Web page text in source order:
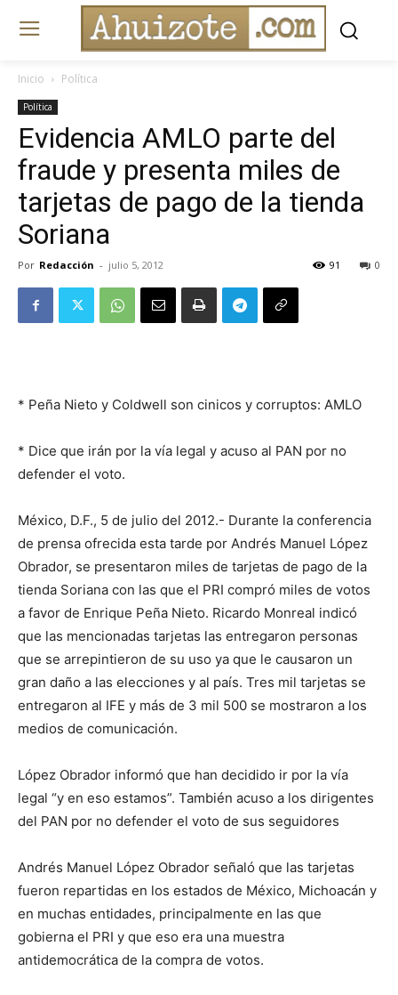
Inicio Política
Política
Evidencia AMLO parte del
fraude y presenta miles de
tarjetas de pago de la tienda
Soriana
Por Redacción - julio 5, 2012 0
91
* Peña Nieto y Coldwell son cinicos y corruptos: AMLO
* Dice que irán por la vía legal y acuso al PAN por no
defender el voto.
México, D.F., 5 de julio del 2012.- Durante la conferencia
de prensa ofrecida esta tarde por Andrés Manuel López
Obrador, se presentaron miles de tarjetas de pago de la
tienda Soriana con las que el PRI compró miles de votos
a favor de Enrique Peña Nieto. Ricardo Monreal indicó
que las mencionadas tarjetas las entregaron personas
que se arrepintieron de su uso ya que le causaron un
gran daño a las elecciones y al país. Tres mil tarjetas se
entregaron al IFE y más de 3 mil 500 se mostraron a los
medios de comunicación.
López Obrador informó que han decidido ir por la vía
legal “y en eso estamos”. También acuso a los dirigentes
del PAN por no defender el voto de sus seguidores
Andrés Manuel López Obrador señaló que las tarjetas
fueron repartidas en los estados de México, Michoacán y
en muchas entidades, principalmente en las que
gobierna el PRI y que eso era una muestra
antidemocrática de la compra de votos.